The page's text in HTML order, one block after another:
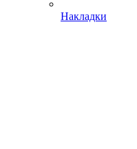
Накладки